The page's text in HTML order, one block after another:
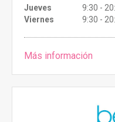
Jueves
9:30 -
Viernes
9:30 -
Más información